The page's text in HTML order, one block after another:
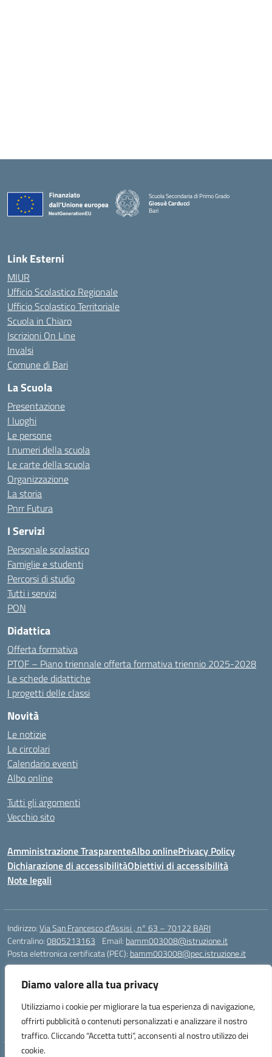
Diamo valore alla tua privacy
Utilizziamo i cookie per migliorare la tua esperienza di navigazione,
offrirti pubblicità o contenuti personalizzati e analizzare il nostro
traffico. Cliccando “Accetta tutti”, acconsenti al nostro utilizzo dei
cookie.
Scuola Secondaria di Primo Grado
Giosuè Carducci
Bari
Link Esterni
MIUR
Ufficio Scolastico Regionale
Ufficio Scolastico Territoriale
Scuola in Chiaro
Iscrizioni On Line
Invalsi
Comune di Bari
La Scuola
Presentazione
I luoghi
Le persone
I numeri della scuola
Le carte della scuola
Organizzazione
La storia
Pnrr Futura
I Servizi
Personale scolastico
Famiglie e studenti
Percorsi di studio
Tutti i servizi
PON
Didattica
Offerta formativa
PTOF – Piano triennale offerta formativa triennio 2025-2028
Le schede didattiche
I progetti delle classi
Novità
Le notizie
Le circolari
Calendario eventi
Albo online
Tutti gli argomenti
Vecchio sito
Amministrazione TrasparenteAlbo onlinePrivacy Policy
Dichiarazione di accessibilitàObiettivi di accessibilità
Note legali
Indirizzo:Via San Francesco d’Assisi , n° 63 – 70122 BARI
Centralino:0805213163 Email: bamm003008@istruzione.it
Posta elettronica certificata (PEC): bamm003008@pec.istruzione.it
Codice meccanografico:BAMM003008
Codice Indice delle Pubbliche Amministrazioni (IPA): istsc_bamm003008
Codice unico di fatturazione (CUF): UFZ1FY